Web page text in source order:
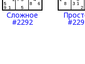
Сложное
#2292